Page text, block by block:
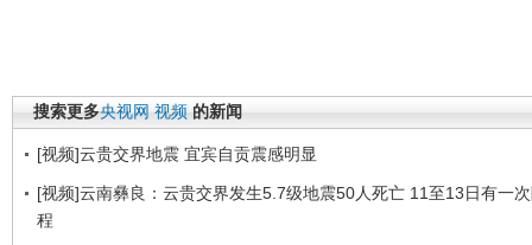
搜索更多央视网 视频 的新闻
[视频]云贵交界地震 宜宾自贡震感明显
[视频]云南彝良：云贵交界发生5.7级地震50人死亡 11至13日有一
程